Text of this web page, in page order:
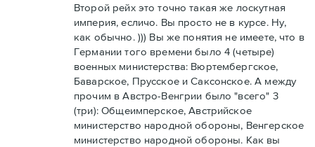
Второй рейх это точно такая же лоскутная
империя, есличо. Вы просто не в курсе. Ну,
как обычно. ))) Вы же понятия не имеете, что в
Германии того времени было 4 (четыре)
военных министерства: Вюртембергское,
Баварское, Прусское и Саксонское. А между
прочим в Австро-Венгрии было "всего" 3
(три): Общеимперское, Австрийское
министерство народной обороны, Венгерское
министерство народной обороны. Как вы